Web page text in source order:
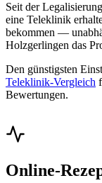
Seit der
eine Teleklinik
bekommen —
Holzgerlingen das
Den günstigsten
Teleklinik-Vergleich
Bewertungen.
Online-